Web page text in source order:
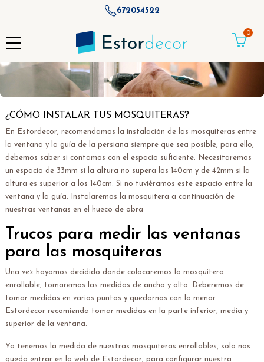
672054522
0
¿CÓMO INSTALAR TUS MOSQUITERAS?
En Estordecor, recomendamos la instalación de las mosquiteras entre
la ventana y la guía de la persiana siempre que sea posible, para ello,
debemos saber si contamos con el espacio suficiente. Necesitaremos
un espacio de 33mm si la altura no supera los 140cm y de 42mm si la
altura es superior a los 140cm. Si no tuviéramos este espacio entre la
ventana y la guía. Instalaremos la mosquitera a continuación de
nuestras ventanas en el hueco de obra
Trucos para medir las ventanas
para las mosquiteras
Una vez hayamos decidido donde colocaremos la mosquitera
enrollable, tomaremos las medidas de ancho y alto. Deberemos de
tomar medidas en varios puntos y quedarnos con la menor.
Estordecor recomienda tomar medidas en la parte inferior, media y
superior de la ventana.
Ya tenemos la medida de nuestras mosquiteras enrollables, solo nos
queda entrar en la web de Estordecor, para configurar nuestra